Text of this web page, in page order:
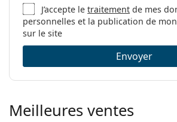
J’accepte letraitement de mes
personnelles et la publication de
sur le site
Envoyer
Meilleures ventes